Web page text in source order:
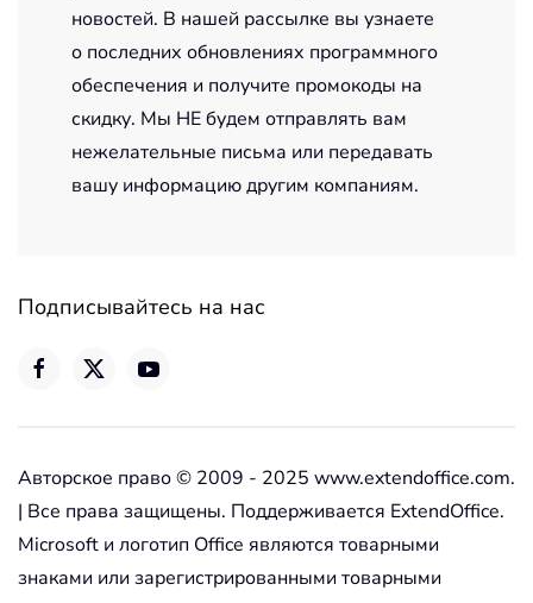
новостей. В нашей рассылке вы узнаете
о последних обновлениях программного
обеспечения и получите промокоды на
скидку. Мы НЕ будем отправлять вам
нежелательные письма или передавать
вашу информацию другим компаниям.
Подписывайтесь на нас
Авторское право © 2009 - 2025 www.extendoffice.com.
| Все права защищены. Поддерживается ExtendOffice.
Microsoft и логотип Office являются товарными
знаками или зарегистрированными товарными